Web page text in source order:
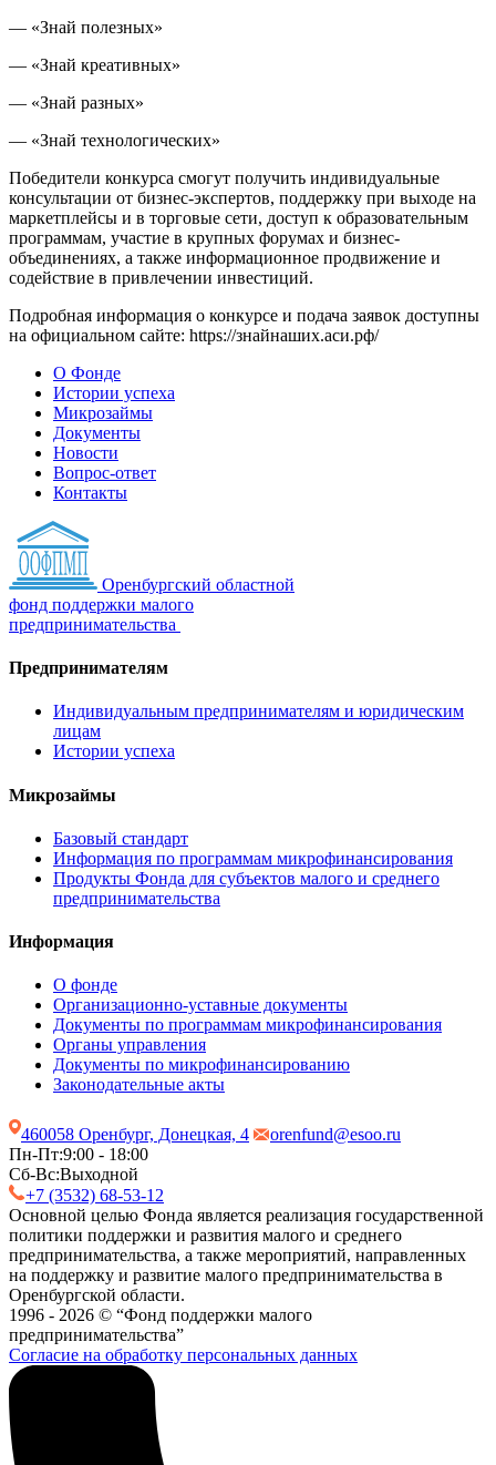
— «Знай полезных»
— «Знай креативных»
— «Знай разных»
— «Знай технологических»
Победители конкурса смогут получить индивидуальные
консультации от бизнес-экспертов, поддержку при выходе на
маркетплейсы и в торговые сети, доступ к образовательным
программам, участие в крупных форумах и бизнес-
объединениях, а также информационное продвижение и
содействие в привлечении инвестиций.
Подробная информация о конкурсе и подача заявок доступны
на официальном сайте: https://знайнаших.аси.рф/
О Фонде
Истории успеха
Микрозаймы
Документы
Новости
Вопрос-ответ
Контакты
Оренбургский областной
фонд поддержки малого
предпринимательства
Предпринимателям
Индивидуальным предпринимателям и юридическим
лицам
Истории успеха
Микрозаймы
Базовый стандарт
Информация по программам микрофинансирования
Продукты Фонда для субъектов малого и среднего
предпринимательства
Информация
О фонде
Организационно-уставные документы
Документы по программам микрофинансирования
Органы управления
Документы по микрофинансированию
Законодательные акты
460058 Оренбург, Донецкая, 4
orenfund@esoo.ru
Пн-Пт:9:00 - 18:00
Сб-Вс:Выходной
+7 (3532) 68-53-12
Основной целью Фонда является реализация государственной
политики поддержки и развития малого и среднего
предпринимательства, а также мероприятий, направленных
на поддержку и развитие малого предпринимательства в
Оренбургской области.
1996 - 2026 © “Фонд поддержки малого
предпринимательства”
Согласие на обработку персональных данных